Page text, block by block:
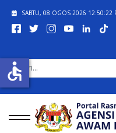
SABTU, 08 OGOS 2026 12:50:22
CARI...
accessible